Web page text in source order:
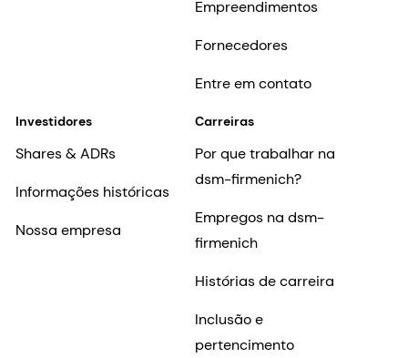
Empreendimentos
Fornecedores
Entre em contato
Investidores
Shares & ADRs
Informações históricas
Nossa empresa
Carreiras
Por que trabalhar na
dsm-firmenich?
Empregos na dsm-
firmenich
Histórias de carreira
Inclusão e
pertencimento